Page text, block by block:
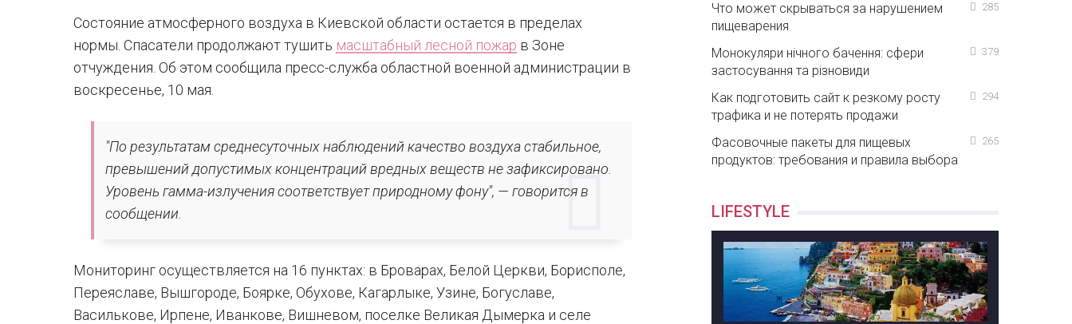
Состояние атмосферного воздуха в Киевской области остается в пределах
нормы. Спасатели продолжают тушить масштабный лесной пожар в Зоне
отчуждения. Об этом сообщила пресс-служба областной военной администрации в
воскресенье, 10 мая.
"По результатам среднесуточных наблюдений качество воздуха стабильное,
превышений допустимых концентраций вредных веществ не зафиксировано.
Уровень гамма-излучения соответствует природному фону", — говорится в
сообщении.
Мониторинг осуществляется на 16 пунктах: в Броварах, Белой Церкви, Борисполе,
Переяславе, Вышгороде, Боярке, Обухове, Кагарлыке, Узине, Богуславе,
Василькове, Ирпене, Иванкове, Вишневом, поселке Великая Дымерка и селе
Что может скрываться за нарушением
пищеварения
285
Монокуляри нічного бачення: сфери
застосування та різновиди
379
Как подготовить сайт к резкому росту
трафика и не потерять продажи
294
Фасовочные пакеты для пищевых
продуктов: требования и правила выбора
265
LIFESTYLE